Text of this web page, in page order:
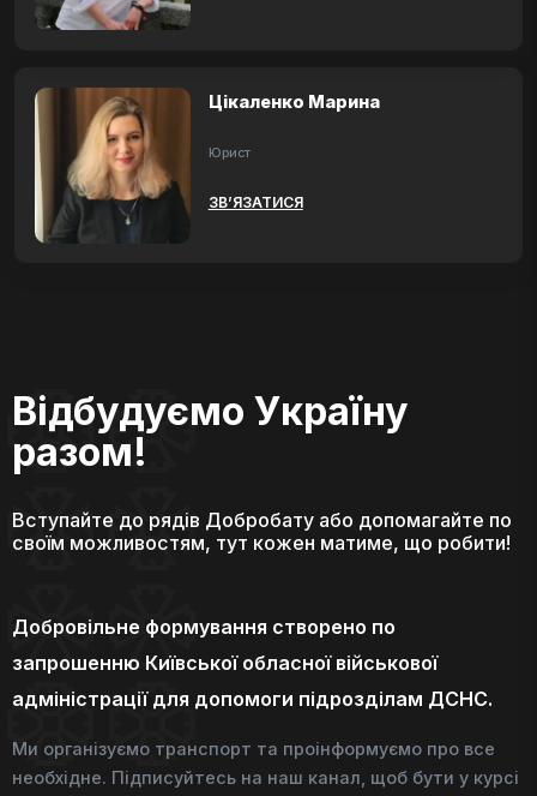
Цікаленко Марина
Юрист
ЗВ’ЯЗАТИСЯ
Відбудуємо Україну
разом!
Вступайте до рядів Добробату або допомагайте по
своїм можливостям, тут кожен матиме, що робити!
Добровільне формування створено по
запрошенню Київської обласної військової
адміністрації для допомоги підрозділам ДСНС.
Ми організуємо транспорт та проінформуємо про все
необхідне. Підписуйтесь на наш канал, щоб бути у курсі